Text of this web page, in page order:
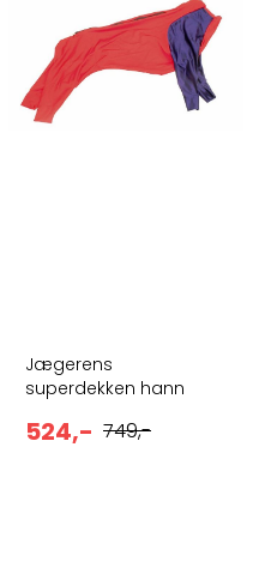
Jægerens
superdekken hann
524,- 749,-